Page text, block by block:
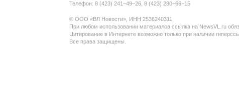
Телефон: 8 (423) 241−49−26, 8 (423) 280−66−15
© ООО «ВЛ Новости», ИНН 2536240311
При любом использовании материалов ссылка на NewsVL.ru
Цитирование в Интернете возможно только при наличии
Все права защищены.